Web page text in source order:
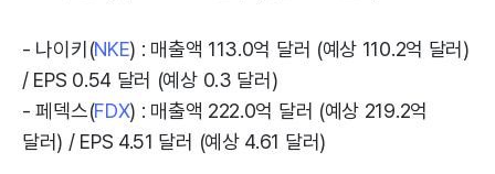
- 나이키(NKE) : 매출액 113.0억 달러 (예상 110.2억 달러)
/ EPS 0.54 달러 (예상 0.3 달러)
- 페덱스(FDX) : 매출액 222.0억 달러 (예상 219.2억
달러) / EPS 4.51 달러 (예상 4.61 달러)